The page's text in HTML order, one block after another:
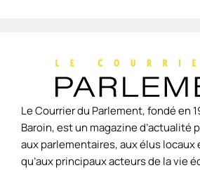
Le Courrier du Parlement, fondé en
Baroin, est un magazine
aux parlementaires, aux élus locaux
qu’aux principaux acteurs de la vie